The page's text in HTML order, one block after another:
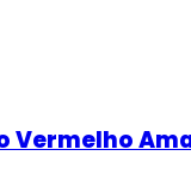
Vermelho